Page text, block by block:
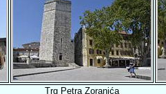
Trg Petra Zoranića